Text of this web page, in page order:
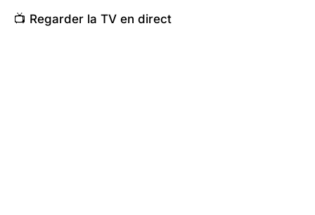
📺 Regarder la TV en direct